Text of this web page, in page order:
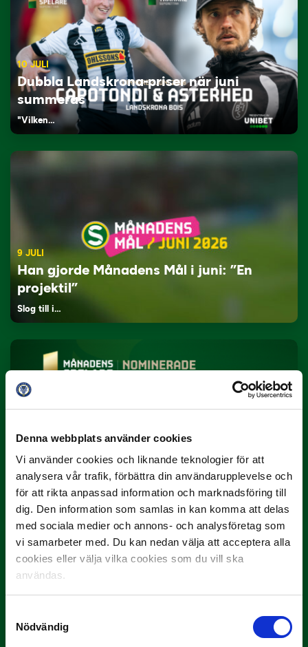
Denna webbplats använder cookies
Vi använder cookies och liknande teknologier för att
analysera vår trafik, förbättra din användarupplevelse och
för att rikta anpassad information och marknadsföring till
dig. Den information som samlas in kan komma att delas
med sociala medier och annons- och analysföretag som
vi samarbeter med. Du kan nedan välja att acceptera alla
cookies eller välja vilka cookies som du vill ska
användas.
Nödvändig
10 JULI
Dubbla Landskrona-priser när juni
summeras
"Vilken…
9 JULI
Han gjorde Månadens Mål i juni: ”En
projektil”
Slog till i…
3 JULI
Rösta på Månadens Spelare i juni
Yttrar gör…